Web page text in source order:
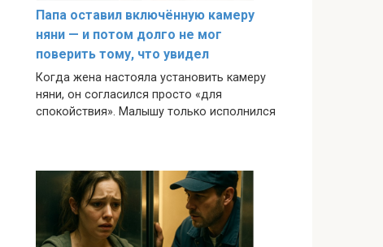
Папа оставил включённую камеру
няни — и потом долго не мог
поверить тому, что увидел
Когда жена настояла установить камеру
няни, он согласился просто «для
спокойствия». Малышу только исполнился